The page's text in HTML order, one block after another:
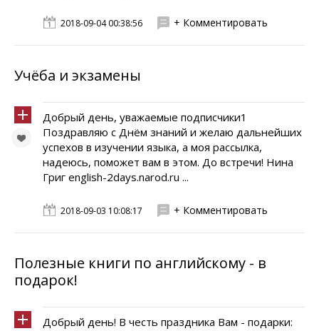
2018-09-04 00:38:56 + Комментировать
Учёба и экзамены
Добрый день, уважаемые подписчики1
Поздравляю с Днём знаний и желаю дальнейших
успехов в изучении языка, а моя рассылка,
надеюсь, поможет вам в этом. До встречи! Нина
Григ english-2days.narod.ru ...
2018-09-03 10:08:17 + Комментировать
Полезные книги по английскому - в
подарок!
Добрый день! В честь праздника Вам - подарки: